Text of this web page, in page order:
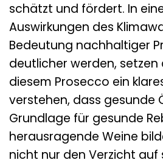
schätzt und fördert. In
Auswirkungen des
Bedeutung nachhaltiger
deutlicher werden, setzen
diesem Prosecco ein
verstehen, dass gesunde
Grundlage für gesunde
herausragende Weine
nicht nur den Verzicht auf